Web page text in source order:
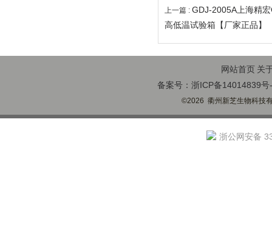
上一篇 : GDJ-2005A上海精
高低温试验箱【厂家正品】
网站首页 关
备案号：浙ICP备14014839号
©2026 衢州新芝生物科技
浙公网安备